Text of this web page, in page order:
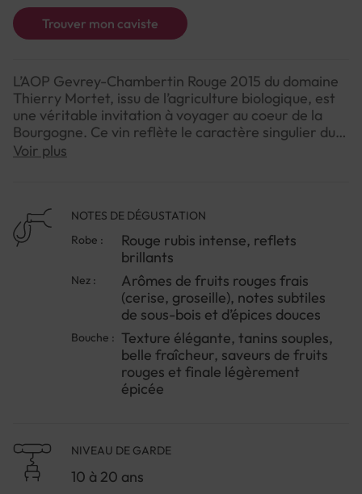
Trouver mon caviste
L’AOP Gevrey-Chambertin Rouge 2015 du domaine
Thierry Mortet, issu de l’agriculture biologique, est
une véritable invitation à voyager au coeur de la
Bourgogne. Ce vin reflète le caractère singulier du
terroir de Gevrey-Chambertin, privilégiant
une profondeur aromatique, offrant des tanins fins
et une élégance typique des grands vins du
domaine.Parfait à déguster autour d’une table
entre connaisseurs ou lors d’un repas convivial, ce
Gevrey-Chambertin révèle progressivement ses
arômes et sa subtilité. Pour l’apprécier pleinement,
n’hésitez pas à le carafer avant le service. Un
excellent choix pour les amateurs de vins
authentiques et naturels qui aiment découvrir
chaque nuance d’un grand Bourgogne.
Voir plus
NOTES DE DÉGUSTATION
Robe :
Rouge rubis intense, reflets
brillants
Nez :
Arômes de fruits rouges frais
(cerise, groseille), notes subtiles
de sous-bois et d’épices douces
Bouche : Texture élégante, tanins souples,
belle fraîcheur, saveurs de fruits
rouges et finale légèrement
épicée
NIVEAU DE GARDE
10 à 20 ans